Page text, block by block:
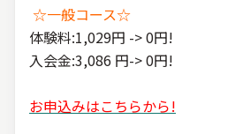
☆一般コース☆
体験料:1,029円 -> 0円!
入会金:3,086 円-> 0円!
お申込みはこちらから!